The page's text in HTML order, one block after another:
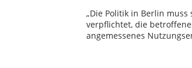
„Die Politik in Berlin
verpflichtet, die
angemessenes